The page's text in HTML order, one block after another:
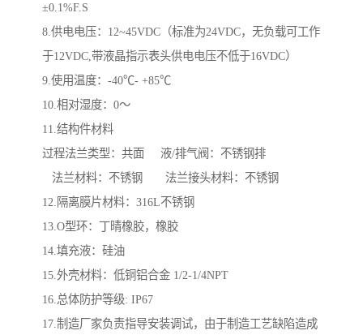
±0.1%F.S
8.供电电压：12~45VDC（标准为24VDC，无负载可工作
于12VDC,带液晶指示表头供电电压不低于16VDC）
9.使用温度：-40℃- +85℃
10.相对湿度：0～
11.结构件材料
过程法兰类型：共面 液/排气阀：不锈钢排
法兰材料：不锈钢 法兰接头材料：不锈钢
12.隔离膜片材料：316L不锈钢
13.O型环：丁晴橡胶，橡胶
14.填充液：硅油
15.外壳材料：低铜铝合金 1/2-1/4NPT
16.总体防护等级: IP67
17.制造厂家负责指导安装调试，由于制造工艺缺陷造成